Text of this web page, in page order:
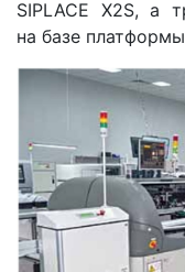
SIPLACE X2S, а
на базе